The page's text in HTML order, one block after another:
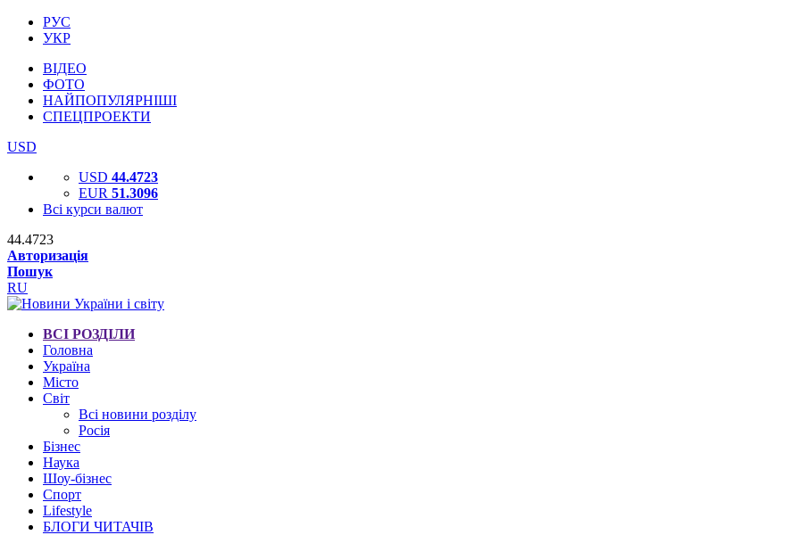
РУС
УКР
ВІДЕО
ФОТО
НАЙПОПУЛЯРНІШІ
СПЕЦПРОЕКТИ
USD
USD 44.4723
EUR 51.3096
Всі курси валют
44.4723
Авторизація
Пошук
RU
ВСІ РОЗДІЛИ
Головна
Україна
Місто
Світ
Всі новини розділу
Росія
Бізнес
Наука
Шоу-бізнес
Спорт
Lifestyle
БЛОГИ ЧИТАЧІВ